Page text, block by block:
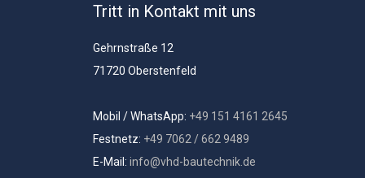
Tritt in Kontakt mit uns
Gehrnstraße 12
71720 Oberstenfeld
Mobil / WhatsApp: +49 151 4161 2645
Festnetz: +49 7062 / 662 9489
E-Mail: info@vhd-bautechnik.de